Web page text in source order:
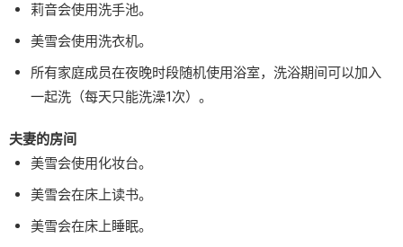
莉音会使用洗手池。
美雪会使用洗衣机。
所有家庭成员在夜晚时段随机使用浴室，洗浴期间可以加入
一起洗（每天只能洗澡1次）。
夫妻的房间
美雪会使用化妆台。
美雪会在床上读书。
美雪会在床上睡眠。